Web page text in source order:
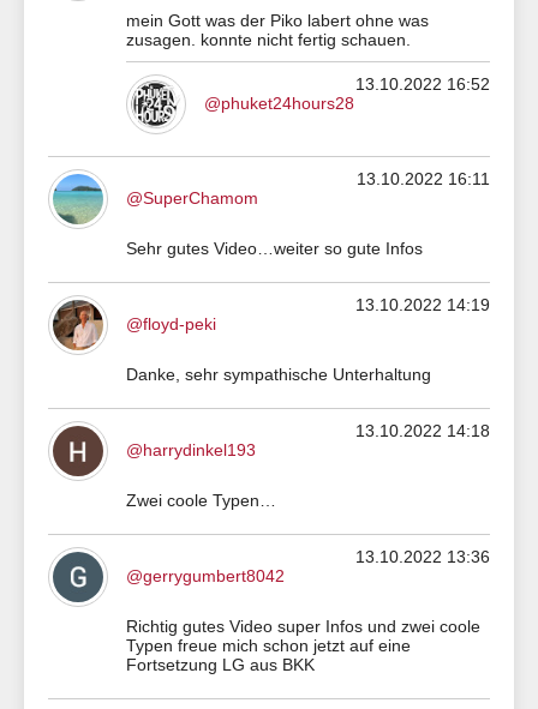
mein Gott was der Piko labert ohne was
zusagen. konnte nicht fertig schauen.
13.10.2022 16:52
@phuket24hours28
13.10.2022 16:11
@SuperChamom
Sehr gutes Video…weiter so gute Infos
13.10.2022 14:19
@floyd-peki
Danke, sehr sympathische Unterhaltung
13.10.2022 14:18
@harrydinkel193
Zwei coole Typen…
13.10.2022 13:36
@gerrygumbert8042
Richtig gutes Video super Infos und zwei coole
Typen freue mich schon jetzt auf eine
Fortsetzung LG aus BKK